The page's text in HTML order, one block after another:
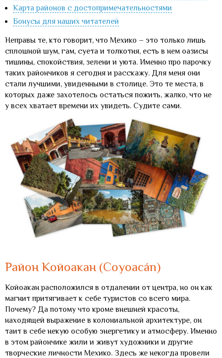
Карта районов с достопримечательностями
Бонусы для наших читателей
Неправы те, кто говорит, что Мехико – это только лишь
сплошной шум, гам, суета и толкотня, есть в нем оазисы
тишины, спокойствия, зелени и уюта. Именно про парочку
таких райончиков я сегодня и расскажу. Для меня они
стали лучшими, увиденными в столице. Это те места, в
которых даже захотелось остаться пожить, жалко, что не
у всех хватает времени их увидеть. Судите сами.
Район Койоакан (Coyoacán)
Койоакан расположился в отдалении от центра, но он как
магнит притягивает к себе туристов со всего мира.
Почему? Да потому что кроме внешней красоты,
находящей выражение в колониальной архитектуре, он
таит в себе некую особую энергетику и атмосферу. Именно
в этом райончике жили и живут художники и другие
творческие личности Мехико. Здесь же некогда провели